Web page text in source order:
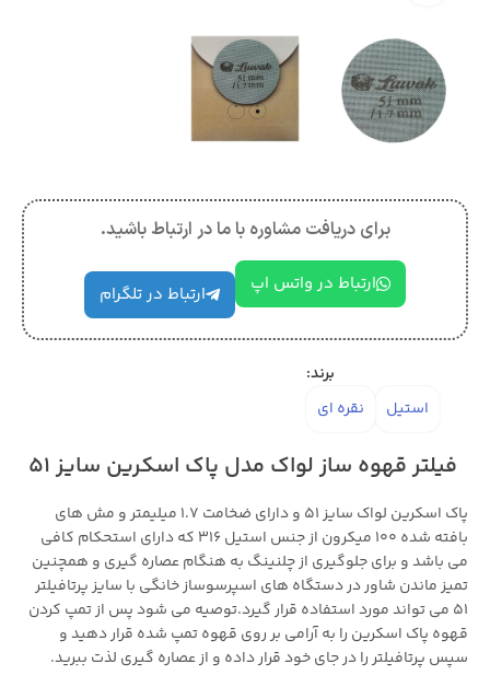
برای دریافت مشاوره با ما در ارتباط باشید.
ارتباط در واتس اپ ارتباط در تلگرام
برند:
استیل
نقره ای
فیلتر قهوه ساز لواک مدل پاک اسکرین سایز 51
پاک اسکرین لواک سایز 51 و دارای ضخامت 1.7 میلیمتر و مش های
بافته شده 100 میکرون از جنس استیل 316 که دارای استحکام کافی
می باشد و برای جلوگیری از چلنینگ به هنگام عصاره گیری و همچنین
تمیز ماندن شاور در دستگاه های اسپرسوساز خانگی با سایز پرتافیلتر
51 می تواند مورد استفاده قرار گیرد.توصیه می شود پس از تمپ کردن
قهوه پاک اسکرین را به آرامی بر روی قهوه تمپ شده قرار دهید و
سپس پرتافیلتر را در جای خود قرار داده و از عصاره گیری لذت ببرید.